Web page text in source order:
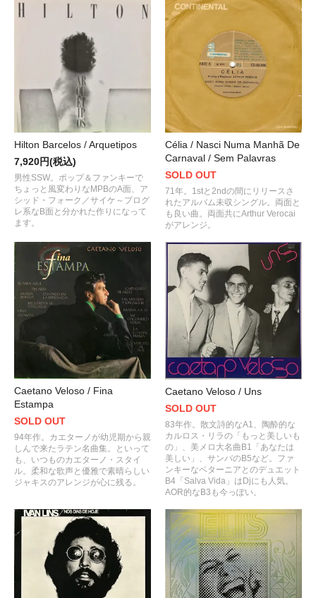
Hilton Barcelos / Arquetipos
7,920円(税込)
男性SSW。ポップ＆ファンキーで
ちょっと風変わりなMPBのA面、ア
シッド・フォーク／サイケ～プログ
レ系なB面と分かれた作りになって
ます。
Célia / Nasci Numa Manhã De
Carnaval / Sem Palavras
SOLD OUT
71年。1stと2ndの間にリリースさ
れたアルバム未収シングル。両面と
も良い曲。両面共にArthur Verocai
がアレンジ。
Caetano Veloso / Fina
Estampa
SOLD OUT
94年作。カエターノが幼児期から親
しんで来たラテン名曲集。といって
も、いつものカエターノ・スタイ
ル。柔和な歌声と優雅で素晴らしい
ジャキスのアレンジが心に残る。
Caetano Veloso / Uns
SOLD OUT
83年作。散文詩的なA1、陶酔的な
カルロス・リラの「もっと美しいも
の」、美メロ大名曲B1「あなたは
美しい」、サンバのB5など。ファ
ンキーなベターニアとのデュエット
B4「Salva Vida」はDjにも人気。
AOR的なB3も今っぽい。